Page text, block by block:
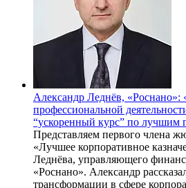
Александр Леднёв, «Роснано»:
профессиональной
“ускоренный курс” по лучшим
Представляем первого члена
«Лучшее корпоративное
Леднёва, управляющего
«Роснано». Александр
трансформации в сфере